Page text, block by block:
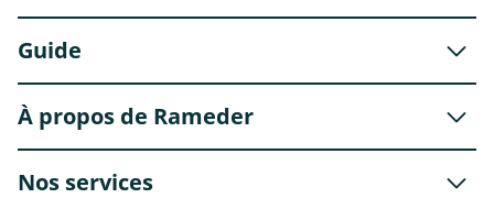
Guide
À propos de Rameder
Nos services